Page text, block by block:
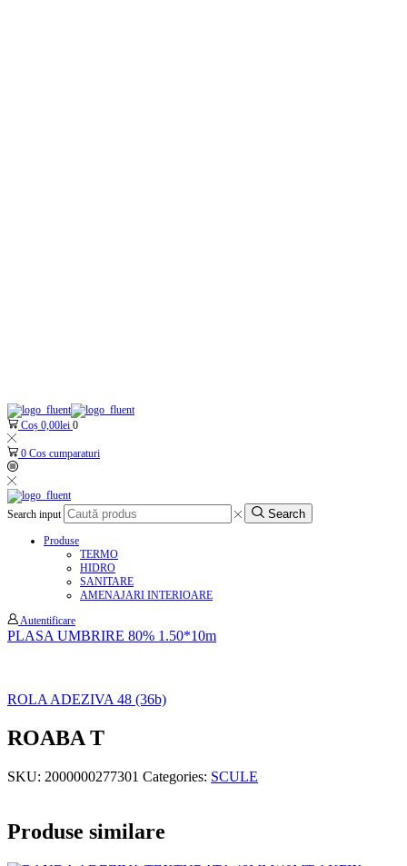
Coș 0,00lei 0
0 Cos cumparaturi
Search input Search
Produse
TERMO
HIDRO
SANITARE
AMENAJARI INTERIOARE
Autentificare
PLASA UMBRIRE 80% 1.50*10m
ROLA ADEZIVA 48 (36b)
ROABA T
SKU: 2000000277301 Categories: SCULE
Produse similare